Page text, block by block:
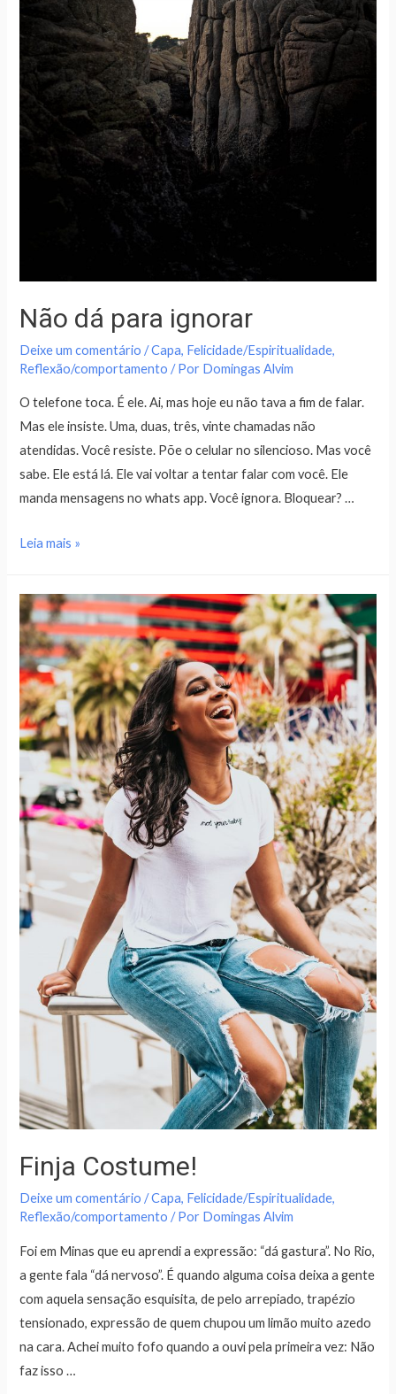
Não dá para ignorar
Deixe um comentário /Capa, Felicidade/Espiritualidade,
Reflexão/comportamento / Por Domingas Alvim
O telefone toca. É ele. Ai, mas hoje eu não tava a fim de falar.
Mas ele insiste. Uma, duas, três, vinte chamadas não
atendidas. Você resiste. Põe o celular no silencioso. Mas você
sabe. Ele está lá. Ele vai voltar a tentar falar com você. Ele
manda mensagens no whats app. Você ignora. Bloquear? …
Leia mais »
Finja Costume!
Deixe um comentário /Capa, Felicidade/Espiritualidade,
Reflexão/comportamento / Por Domingas Alvim
Foi em Minas que eu aprendi a expressão: “dá gastura”. No Rio,
a gente fala “dá nervoso”. É quando alguma coisa deixa a gente
com aquela sensação esquisita, de pelo arrepiado, trapézio
tensionado, expressão de quem chupou um limão muito azedo
na cara. Achei muito fofo quando a ouvi pela primeira vez: Não
faz isso …